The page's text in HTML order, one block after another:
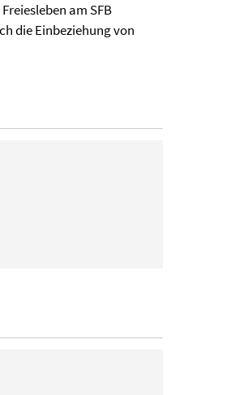
am SFB
die Einbeziehung von